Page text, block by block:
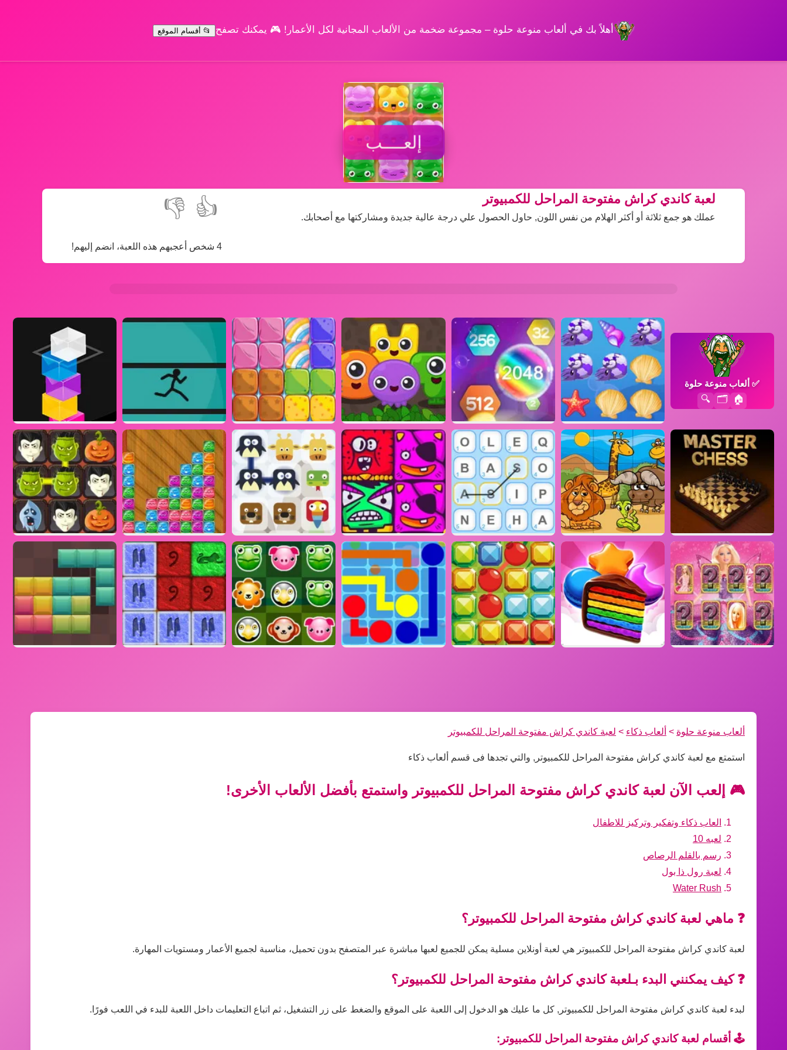
أهلاً بك في ألعاب منوعة حلوة – مجموعة ضخمة من الألعاب المجانية لكل الأعمار! 🎮 يمكنك تصفح 📂 أقسام الموقع
إلعــــب
👍
👎
4 شخص أعجبهم هذه اللعبة، انضم إليهم!
لعبة كاندي كراش مفتوحة المراحل للكمبيوتر
عملك هو جمع ثلاثة أو أكثر الهلام من نفس اللون, حاول الحصول علي درجة عالية جديدة ومشاركتها مع أصحابك.
✅ألعاب منوعة حلوة
🏠
🗂️
🔍
ألعاب منوعة حلوة > ألعاب ذكاء > لعبة كاندي كراش مفتوحة المراحل للكمبيوتر
استمتع مع لعبة كاندي كراش مفتوحة المراحل للكمبيوتر, والتي تجدها فى قسم ألعاب ذكاء
🎮 إلعب الآن لعبة كاندي كراش مفتوحة المراحل للكمبيوتر واستمتع بأفضل الألعاب الأخرى!
العاب ذكاء وتفكير وتركيز للاطفال
لعبه 10
رسم بالقلم الرصاص
لعبة رول ذا بول
Water Rush
❓ ماهي لعبة كاندي كراش مفتوحة المراحل للكمبيوتر؟
لعبة كاندي كراش مفتوحة المراحل للكمبيوتر هي لعبة أونلاين مسلية يمكن للجميع لعبها مباشرة عبر المتصفح بدون تحميل، مناسبة لجميع الأعمار ومستويات المهارة.
❓ كيف يمكنني البدء بـلعبة كاندي كراش مفتوحة المراحل للكمبيوتر؟
لبدء لعبة كاندي كراش مفتوحة المراحل للكمبيوتر, كل ما عليك هو الدخول إلى اللعبة على الموقع والضغط على زر التشغيل، ثم اتباع التعليمات داخل اللعبة للبدء في اللعب فورًا.
🕹️ أقسام لعبة كاندي كراش مفتوحة المراحل للكمبيوتر: